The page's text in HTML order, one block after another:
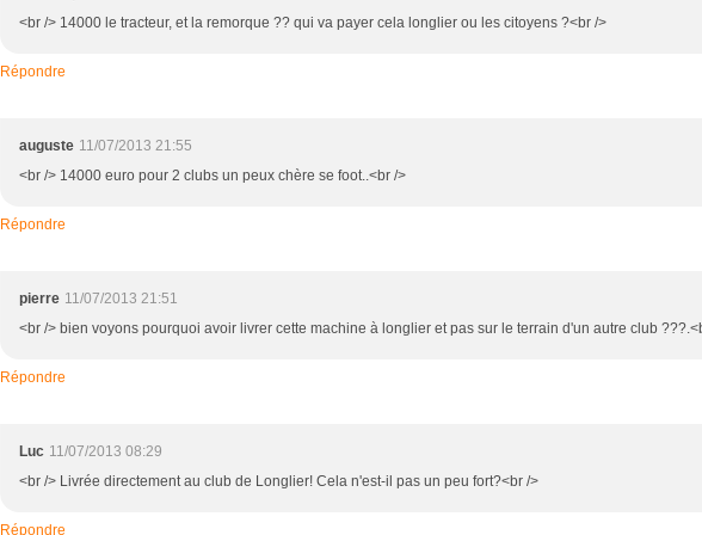
<br /> 14000 le tracteur, et la remorque ?? qui va payer cela longlier ou les citoyens ?<br />
Répondre
auguste 11/07/2013 21:55
<br /> 14000 euro pour 2 clubs un peux chère se foot..<br />
Répondre
pierre 11/07/2013 21:51
<br /> bien voyons pourquoi avoir livrer cette machine à longlier et pas sur le terrain d'un autre club
Répondre
Luc 11/07/2013 08:29
<br /> Livrée directement au club de Longlier! Cela n'est-il pas un peu fort?<br />
Répondre